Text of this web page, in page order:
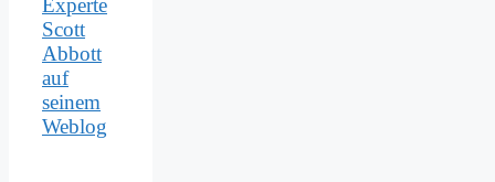
Experte
Scott
Abbott
auf
seinem
Weblog